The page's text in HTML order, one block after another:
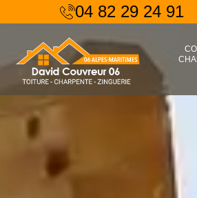
04 82 29 24 91